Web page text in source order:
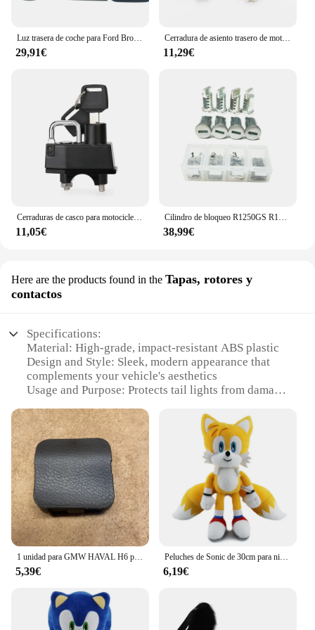
Luz trasera de coche para Ford Bronco 2021-2024, faro delantero, lámpara de cejas, cubierta protectora LED, accesorios
29,91€
Cerradura de asiento trasero de motocicleta, pieza de caja lateral de llave central para BMW S1000R, S1000RR, cubierta de asiento trasero, 2015-2018, 2016, 2017
11,29€
Cerraduras de casco para motocicleta, abrazadera de manillar, accesorios para YAMAHA MT07 MT09 MT01 MT25 MT03 XSR700 XSR900 XVS 950 BOLT MT 07 FZ 09
11,05€
Cilindro de bloqueo R1250GS R1200GS para BMW R1250 R1200 GS LC Adventure, caja de sillín superior, llave, tapón de núcleo de cilindro
38,99€
Here are the products found in the Tapas, rotores y
contactos
Specifications:
Material: High-grade, impact-resistant ABS plastic
Design and Style: Sleek, modern appearance that
complements your vehicle's aesthetics
Usage and Purpose: Protects tail lights from damage
Typical Adaptive Scenario: Ideal for various
terrains and environments, from city streets to
rugged trails
Shape or Size or Weight or Quantity: Precision-
engineered to fit a wide range of vehicles
Performance and Property: Durable, weather-
resistant, and easy to install
Features:
|Vendors|
**Enhanced Durability and Style**
The tail light cover guard is a must-have accessory
for drivers who value both style and durability.
1 unidad para GMW HAVAL H6 protector de puerta trasera cubierta de mantenimiento de luz trasera
5,39€
Peluches de Sonic de 30cm para niños, muñeco de peluche suave de dibujos animados, erizo, Amy Rose, cola de nudillo, juguetes encantadores de Sonic para cumpleaños
6,19€